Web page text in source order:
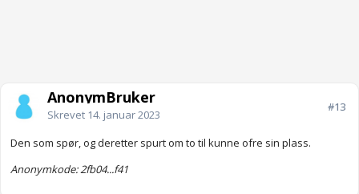
AnonymBruker
Skrevet 14. januar 2023
#13
Den som spør, og deretter spurt om to til kunne ofre sin plass.
Anonymkode: 2fb04...f41